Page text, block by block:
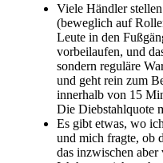
Viele Händler
(beweglich auf
Leute in den
vorbeilaufen, und
sondern reguläre
und geht rein zum
innerhalb von 15
Die Diebstahlquote
Es gibt etwas, wo
und mich fragte, ob
das inzwischen aber